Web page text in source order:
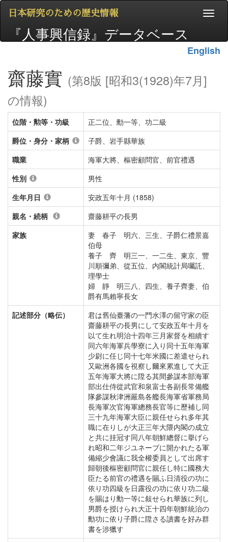
日本研究のための歴史情報
『人事興信録』データベース
English
齋藤實 (第8版 [昭和3(1928)年7月]
の情報)
位階・勲等・功級
正二位、勳一等、功二級
爵位・身分・家柄
子爵、岩手縣華族
職業
海軍大將、樞密顧問官、前官禮遇
性別
男性
生年月日
安政五年十月 (1858)
親名・続柄
齋藤耕平の長男
家族
妻 春子 明六、三生、子爵仁禮景嘉
伯母
養子 齊 明三一、一二生、東京、豐
川順彌弟、從五位、内閣統計局囑託、
理學士
婦 靜 明三八、四生、養子齊妻、伯
爵有馬賴寧長女
記述部分（略伝）
君は舊仙臺藩の一門水澤の留守家の臣
齋藤耕平の長男にして安政五年十月を
以て生れ明治十四年三月家督を相續す
同六年海軍兵學寮に入り同十五年海軍
少尉に任じ同十七年米國に差遣せられ
又歐洲各國を視察し爾來累進して大正
五年海軍大將に陞る其間參謀本部海軍
部出仕侍從武官和泉富士各副長常備艦
隊參謀秋津洲嚴島各艦長海軍省軍務局
長海軍次官海軍總務長官等に歷補し同
三十九年海軍大臣に親任せられ多年其
職に在りしが大正三年大隈内閣の成立
と共に挂冠す同八年朝鮮總督に擧げら
れ昭和二年ジユネーブに開かれたる軍
備縮少會議に我全權委員として出席す
歸朝後樞密顧問官に親任し特に國務大
臣たる前官の禮遇を賜ふ日清役の功に
依り功四級を日露役の功に依り功二級
を賜はり勳一等に敍せられ華族に列し
男爵を授けられ大正十四年朝鮮統治の
勳功に依り子爵に陞さる讀書を好み群
書を涉獵す